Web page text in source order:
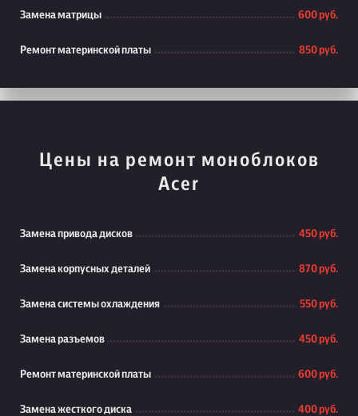
Замена матрицы 600 руб.
Ремонт материнской платы 850 руб.
Цены на ремонт моноблоков
Acer
Замена привода дисков 450 руб.
Замена корпусных деталей 870 руб.
Замена системы охлаждения 550 руб.
Замена разъемов 450 руб.
Ремонт материнской платы 600 руб.
Замена жесткого диска 400 руб.